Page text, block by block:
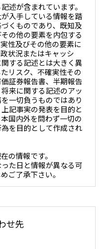
述が含まれています。
入手している情報を踏
くものであり、既知及
の他の要素を内包する
性及びその他の要素に
状況またはキャッシ
する記述とは大きく異
リスク、不確実性その
証券報告書、半期報告
来に関する記述のアッ
一切負うものではあり
記事実の発表を目的と
国内外を問わず一切の
を目的として作成され
の情報です。
た日と情報が異なる可
ご了承下さい。
せ先